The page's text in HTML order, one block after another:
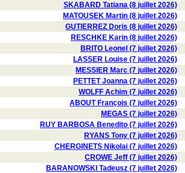
SKABARD Tatiana (8 juillet 2026)
MATOUSEK Martin (8 juillet 2026)
GUTIERREZ Doris (8 juillet 2026)
RESCHKE Karin (8 juillet 2026)
BRITO Leonel (7 juillet 2026)
LASSER Louise (7 juillet 2026)
MESSIER Marc (7 juillet 2026)
PETTET Joanna (7 juillet 2026)
WOLFF Achim (7 juillet 2026)
ABOUT François (7 juillet 2026)
MEGAS (7 juillet 2026)
RUY BARBOSA Benedito (7 juillet 2026)
RYANS Tony (7 juillet 2026)
CHERGINETS Nikolai (7 juillet 2026)
CROWE Jeff (7 juillet 2026)
BARANOWSKI Tadeusz (7 juillet 2026)